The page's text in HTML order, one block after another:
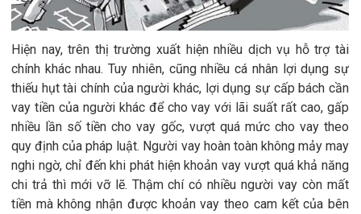
Hiện nay, trên thị trường xuất hiện nhiều dịch vụ hỗ trợ tài
chính khác nhau. Tuy nhiên, cũng nhiều cá nhân lợi dụng sự
thiếu hụt tài chính của người khác, lợi dụng sự cấp bách cần
vay tiền của người khác để cho vay với lãi suất rất cao, gấp
nhiều lần số tiền cho vay gốc, vượt quá mức cho vay theo
quy định của pháp luật. Người vay hoàn toàn không mảy may
nghi ngờ, chỉ đến khi phát hiện khoản vay vượt quá khả năng
chi trả thì mới vỡ lẽ. Thậm chí có nhiều người vay còn mất
tiền mà không nhận được khoản vay theo cam kết của bên